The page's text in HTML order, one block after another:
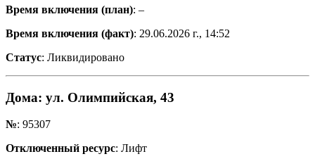
Время включения (план): –
Время включения (факт): 29.06.2026 г., 14:52
Статус: Ликвидировано
Дома: ул. Олимпийская, 43
№: 95307
Отключенный ресурс: Лифт